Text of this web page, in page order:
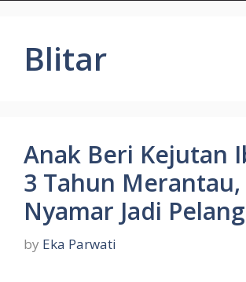
Blitar
Anak Beri Kejutan
3 Tahun Merantau,
Nyamar Jadi
by Eka Parwati